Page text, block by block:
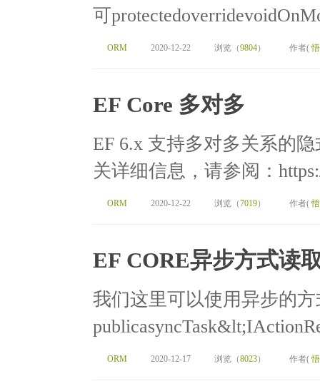
可
ORM 2020-12-22 浏览（9804） 作者(
EF Core 多对多
EF 6.x 支持多对多关系的
关详细信息，请参阅：
ORM 2020-12-22 浏览（7019） 作者(
EF CORE异步方式读
我们这里可以使用异步的
ORM 2020-12-17 浏览（8023） 作者(